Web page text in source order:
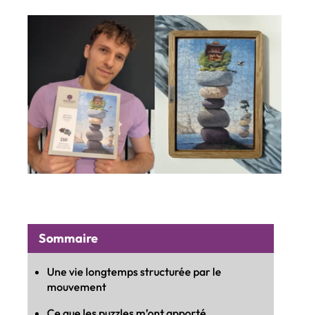
Sommaire
Une vie longtemps structurée par le
mouvement